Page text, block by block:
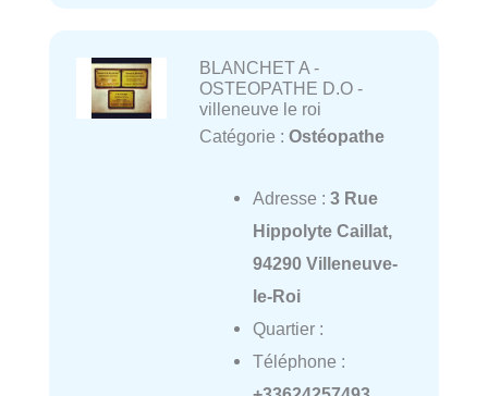
BLANCHET A -
OSTEOPATHE D.O -
villeneuve le roi
Catégorie : Ostéopathe
Adresse : 3 Rue
Hippolyte Caillat,
94290 Villeneuve-
le-Roi
Quartier :
Téléphone :